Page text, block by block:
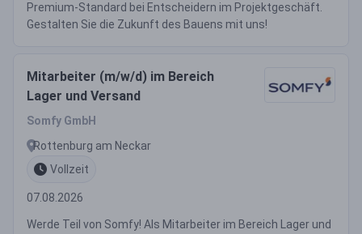
Premium-Standard bei Entscheidern im Projektgeschäft.
Gestalten Sie die Zukunft des Bauens mit uns!
Mitarbeiter (m/w/d) im Bereich
Lager und Versand
Somfy GmbH
Rottenburg am Neckar
Vollzeit
07.08.2026
Werde Teil von Somfy! Als Mitarbeiter im Bereich Lager und